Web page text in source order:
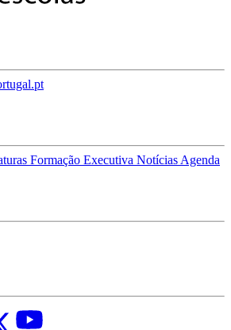
Formação Executiva Notícias Agenda